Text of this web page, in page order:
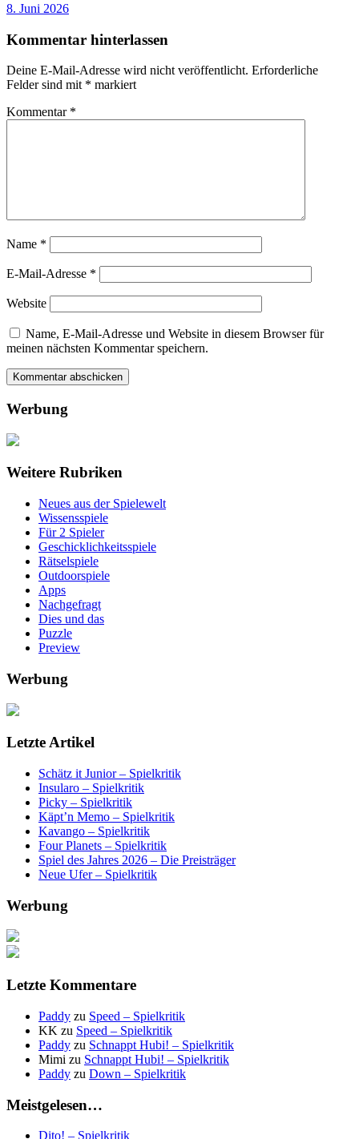
8. Juni 2026
Kommentar hinterlassen
Deine E-Mail-Adresse wird nicht veröffentlicht. Erforderliche
Felder sind mit * markiert
Kommentar *
Name *
E-Mail-Adresse *
Website
Name, E-Mail-Adresse und Website in diesem Browser für
meinen nächsten Kommentar speichern.
Werbung
Weitere Rubriken
Neues aus der Spielewelt
Wissensspiele
Für 2 Spieler
Geschicklichkeitsspiele
Rätselspiele
Outdoorspiele
Apps
Nachgefragt
Dies und das
Puzzle
Preview
Werbung
Letzte Artikel
Schätz it Junior – Spielkritik
Insularo – Spielkritik
Picky – Spielkritik
Käpt’n Memo – Spielkritik
Kavango – Spielkritik
Four Planets – Spielkritik
Spiel des Jahres 2026 – Die Preisträger
Neue Ufer – Spielkritik
Werbung
Letzte Kommentare
Paddy zu Speed – Spielkritik
KK zu Speed – Spielkritik
Paddy zu Schnappt Hubi! – Spielkritik
Mimi zu Schnappt Hubi! – Spielkritik
Paddy zu Down – Spielkritik
Meistgelesen…
Dito! – Spielkritik